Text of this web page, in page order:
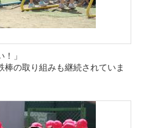
」
の取り組みも継続されていま